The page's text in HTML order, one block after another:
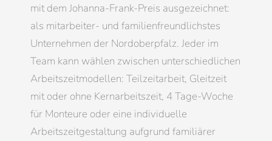
mit dem Johanna-Frank-Preis ausgezeichnet:
als mitarbeiter- und familienfreundlichstes
Unternehmen der Nordoberpfalz. Jeder im
Team kann wählen zwischen unterschiedlichen
Arbeitszeitmodellen: Teilzeitarbeit, Gleitzeit
mit oder ohne Kernarbeitszeit, 4 Tage-Woche
für Monteure oder eine individuelle
Arbeitszeitgestaltung aufgrund familiärer